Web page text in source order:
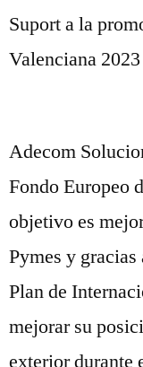
Suport a la
Valenciana
Adecom
Fondo Europeo
objetivo es
Pymes y
Plan de
mejorar su
exterior durante